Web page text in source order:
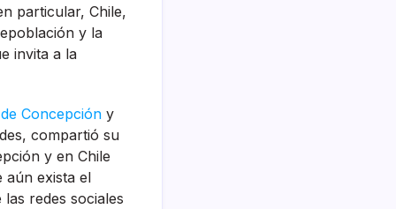
particular, Chile,
y la
invita a la
Concepción y
compartió su
y en Chile
aún exista el
redes sociales